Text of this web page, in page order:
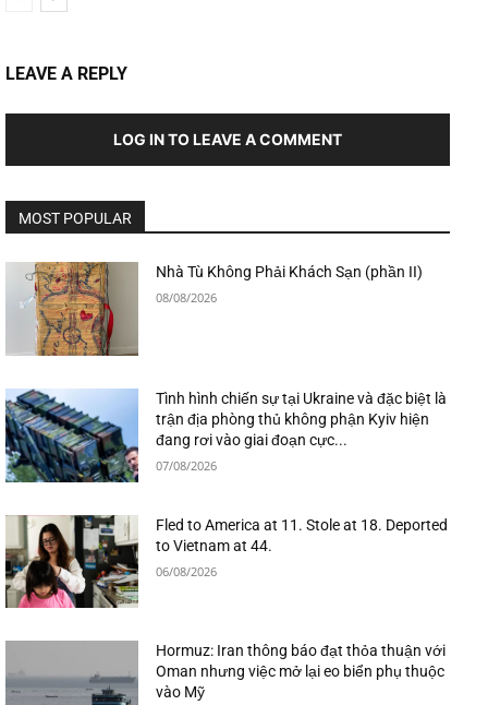
LEAVE A REPLY
LOG IN TO LEAVE A COMMENT
MOST POPULAR
Nhà Tù Không Phải Khách Sạn (phần II)
08/08/2026
Tình hình chiến sự tại Ukraine và đặc biệt là
trận địa phòng thủ không phận Kyiv hiện
đang rơi vào giai đoạn cực...
07/08/2026
Fled to America at 11. Stole at 18. Deported
to Vietnam at 44.
06/08/2026
Hormuz: Iran thông báo đạt thỏa thuận với
Oman nhưng việc mở lại eo biển phụ thuộc
vào Mỹ